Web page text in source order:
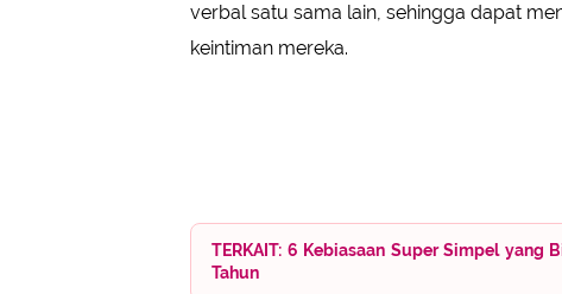
verbal satu sama lain, sehingga dapat
keintiman mereka.
TERKAIT: 6 Kebiasaan Super Simpel yang
Tahun